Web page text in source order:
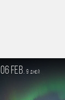
06 feb. 9дней